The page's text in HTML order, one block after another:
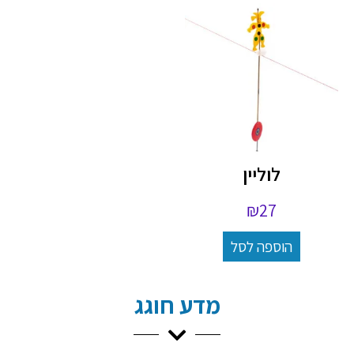
לוליין
₪27
הוספה לסל
מדע חוגג